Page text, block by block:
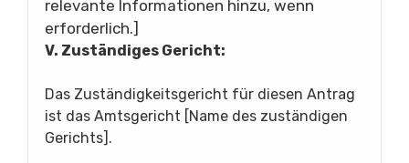
relevante Informationen hinzu, wenn
erforderlich.]
V. Zuständiges Gericht:
Das Zuständigkeitsgericht für diesen Antrag
ist das Amtsgericht [Name des zuständigen
Gerichts].